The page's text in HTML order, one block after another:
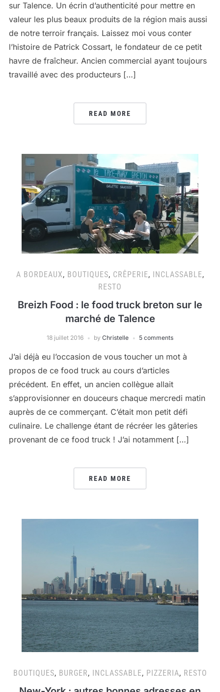
sur Talence. Un écrin d’authenticité pour mettre en
valeur les plus beaux produits de la région mais aussi
de notre terroir français. Laissez moi vous conter
l’histoire de Patrick Cossart, le fondateur de ce petit
havre de fraîcheur. Ancien commercial ayant toujours
travaillé avec des producteurs […]
READ MORE
A BORDEAUX, BOUTIQUES, CRÊPERIE, INCLASSABLE,
RESTO
Breizh Food : le food truck breton sur le
marché de Talence
18 juillet 2016 by Christelle 5 comments
J’ai déjà eu l’occasion de vous toucher un mot à
propos de ce food truck au cours d’articles
précédent. En effet, un ancien collègue allait
s’approvisionner en douceurs chaque mercredi matin
auprès de ce commerçant. C’était mon petit défi
culinaire. Le challenge étant de récréer les gâteries
provenant de ce food truck ! J’ai notamment […]
READ MORE
BOUTIQUES, BURGER, INCLASSABLE, PIZZERIA, RESTO